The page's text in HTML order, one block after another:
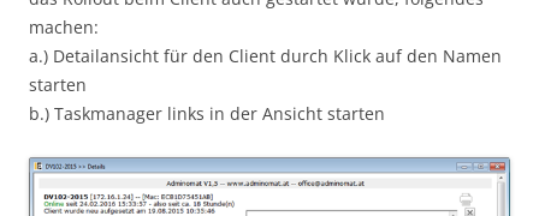
machen:
a.) Detailansicht für den Client durch Klick auf den Namen
starten
b.) Taskmanager links in der Ansicht starten